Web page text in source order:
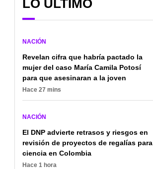
LO ÚLTIMO
NACIÓN
Revelan cifra que habría pactado la
mujer del caso María Camila Potosí
para que asesinaran a la joven
Hace 27 mins
NACIÓN
El DNP advierte retrasos y riesgos en
revisión de proyectos de regalías para
ciencia en Colombia
Hace 1 hora